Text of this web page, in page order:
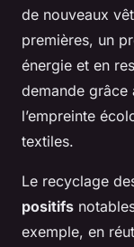
de nouveaux
premières, un
énergie et en
demande grâce
l’empreinte
textiles.
Le recyclage
positifs
exemple, en